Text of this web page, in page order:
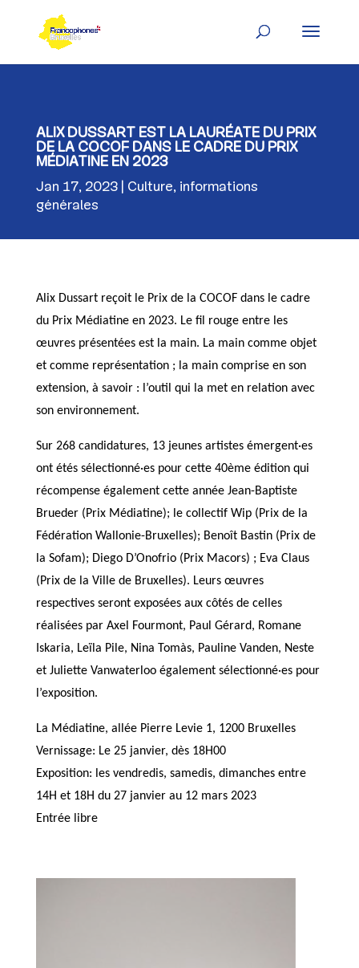
content
ALIX DUSSART EST LA LAURÉATE DU PRIX
DE LA COCOF DANS LE CADRE DU PRIX
MÉDIATINE EN 2023
Jan 17, 2023 Culture, informations
générales
Alix Dussart reçoit le Prix de la COCOF dans le cadre
du Prix Médiatine en 2023. Le fil rouge entre les
œuvres présentées est la main. La main comme objet
et comme représentation ; la main comprise en son
extension, à savoir : l’outil qui la met en relation avec
son environnement.
Sur 268 candidatures, 13 jeunes artistes émergent·es
ont étés sélectionné·es pour cette 40ème édition qui
récompense également cette année Jean-Baptiste
Brueder (Prix Médiatine); le collectif Wip (Prix de la
Fédération Wallonie-Bruxelles); Benoît Bastin (Prix de
la Sofam); Diego D’Onofrio (Prix Macors) ; Eva Claus
(Prix de la Ville de Bruxelles). Leurs œuvres
respectives seront exposées aux côtés de celles
réalisées par Axel Fourmont, Paul Gérard, Romane
Iskaria, Leïla Pile, Nina Tomàs, Pauline Vanden, Neste
et Juliette Vanwaterloo également sélectionné·es pour
l’exposition.
La Médiatine, allée Pierre Levie 1, 1200 Bruxelles
Vernissage: Le 25 janvier, dès 18H00
Exposition: les vendredis, samedis, dimanches entre
14H et 18H du 27 janvier au 12 mars 2023
Entrée libre